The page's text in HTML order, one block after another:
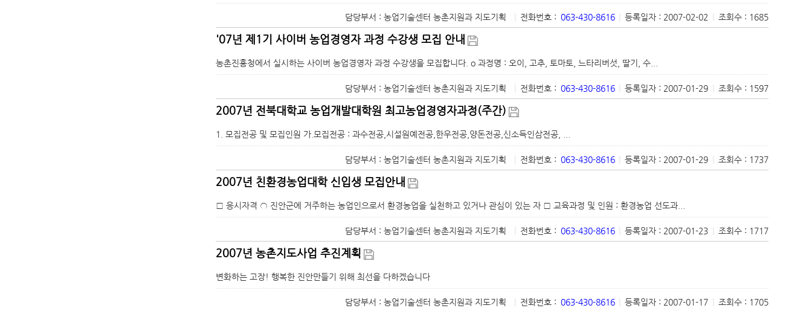
담당부서 : 농업기술센터 농촌지원과 지도기획 전화번호 : 063-430-8616 등록일자 : 2007-02-02 조회수 : 1685
'07년 제1기 사이버 농업경영자 과정 수강생 모집 안내
농촌진흥청에서 실시하는 사이버 농업경영자 과정 수강생을 모집합니다. o 과정명 : 오이, 고추, 토마토, 느타리버섯, 딸기, 수...
담당부서 : 농업기술센터 농촌지원과 지도기획 전화번호 : 063-430-8616 등록일자 : 2007-01-29 조회수 : 1597
2007년 전북대학교 농업개발대학원 최고농업경영자과정(주간)
1. 모집전공 및 모집인원 가.모집전공 : 과수전공,시설원예전공,한우전공,양돈전공,신소득인삼전공, ...
담당부서 : 농업기술센터 농촌지원과 지도기획 전화번호 : 063-430-8616 등록일자 : 2007-01-29 조회수 : 1737
2007년 친환경농업대학 신입생 모집안내
□ 응시자격 ○ 진안군에 거주하는 농업인으로서 환경농업을 실천하고 있거나 관심이 있는 자 □ 교육과정 및 인원 : 환경농업 선도과...
담당부서 : 농업기술센터 농촌지원과 지도기획 전화번호 : 063-430-8616 등록일자 : 2007-01-23 조회수 : 1717
2007년 농촌지도사업 추진계획
변화하는 고장! 행복한 진안만들기 위해 최선을 다하겠습니다
담당부서 : 농업기술센터 농촌지원과 지도기획 | 전화번호 : 063-430-8616 | 등록일자 : 2007-01-17 | 조회수 : 1705